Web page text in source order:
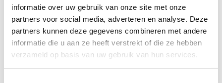
informatie over uw gebruik van onze site met onze
partners voor social media, adverteren en analyse. Deze
partners kunnen deze gegevens combineren met andere
informatie die u aan ze heeft verstrekt of die ze hebben
verzameld op basis van uw gebruik van hun services.
€124,95
€5,95
€93,95